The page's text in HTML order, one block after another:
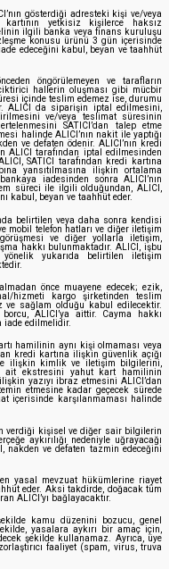
gösterdiği adresteki kişi ve/veya
yetkisiz kişilerce haksız
ilgili banka veya finans kuruluşu
konusu ürünü 3 gün içerisinde
edeceğini kabul, beyan ve taahhüt
öngörülemeyen ve tarafların
hallerin oluşması gibi mücbir
içinde teslim edemez ise, durumu
ALICI da siparişin iptal edilmesini,
ve/veya teslimat süresinin
SATICI’dan talep etme
halinde ALICI’nın nakit ile yaptığı
ve defaten ödenir. ALICI’nın kredi
ALICI tarafından iptal edilmesinden
SATICI tarafından kredi kartına
yansıtılmasına ilişkin ortalama
iadesinden sonra ALICI’nın
süreci ile ilgili olduğundan, ALICI,
kabul, beyan ve taahhüt eder.
belirtilen veya daha sonra kendisi
mobil telefon hatları ve diğer iletişim
ve diğer yollarla iletişim,
hakkı bulunmaktadır. ALICI, işbu
yönelik yukarıda belirtilen iletişim
önce muayene edecek; ezik,
hizmeti kargo şirketinden teslim
ve sağlam olduğu kabul edilecektir.
ALICI’ya aittir. Cayma hakkı
iade edilmelidir.
hamilinin aynı kişi olmaması veya
kredi kartına ilişkin güvenlik açığı
ilişkin kimlik ve iletişim bilgilerini,
ait ekstresini yahut kart hamilinin
yazıyı ibraz etmesini ALICI’dan
etmesine kadar geçecek sürede
içerisinde karşılanmaması halinde
verdiği kişisel ve diğer sair bilgilerin
aykırılığı nedeniyle uğrayacağı
nakden ve defaten tazmin edeceğini
yasal mevzuat hükümlerine riayet
eder. Aksi takdirde, doğacak tüm
ALICI’yı bağlayacaktır.
kamu düzenini bozucu, genel
yasalara aykırı bir amaç için,
şekilde kullanamaz. Ayrıca, üye
faaliyet (spam, virus, truva